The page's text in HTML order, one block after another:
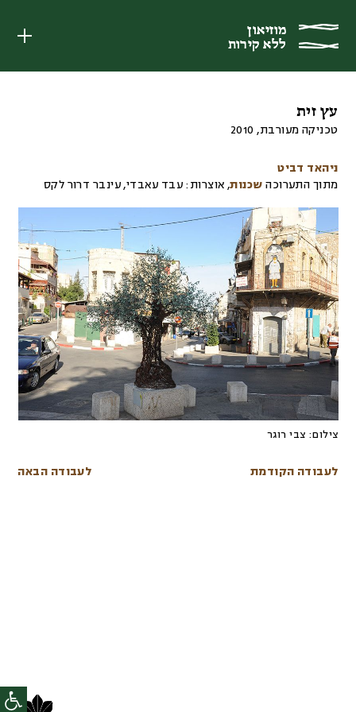
מוזיאון
ללא קירות
מוזיאון
ללא קירות
עץ זית
טכניקה מעורבת,
2010
ניהאד דביט
מתוך התערוכה שכנות, אוצרות: עבד עאבדי, עינבר דרור לקס
צילום: צבי רוגר
לעבודה הקודמת לעבודה הבאה